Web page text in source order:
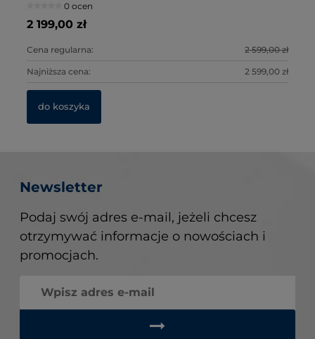
0 ocen
2 199,00 zł
Cena regularna: 2 599,00 zł
Najniższa cena: 2 599,00 zł
do koszyka
Newsletter
Podaj swój adres e-mail, jeżeli chcesz
otrzymywać informacje o nowościach i
promocjach.